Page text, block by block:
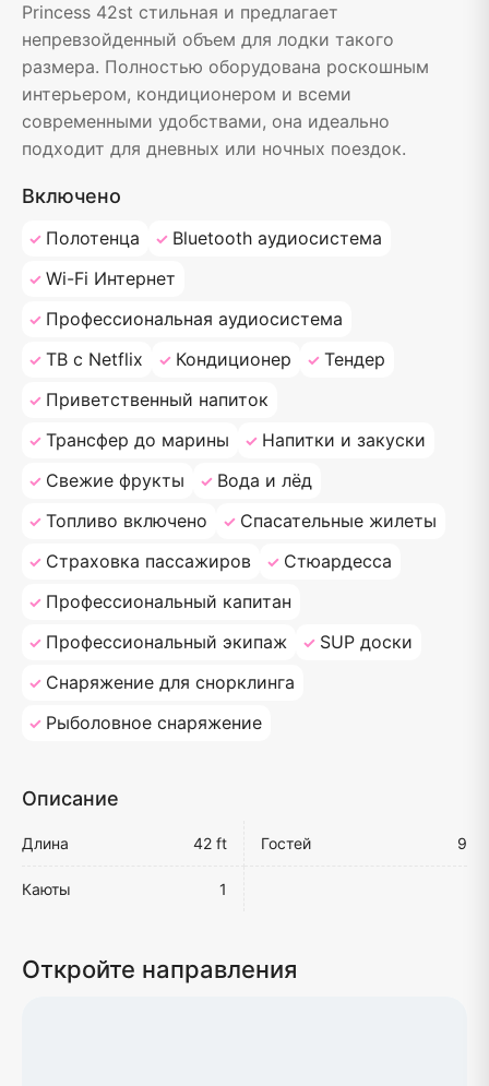
Princess 42st стильная и предлагает
непревзойденный объем для лодки такого
размера. Полностью оборудована роскошным
интерьером, кондиционером и всеми
современными удобствами, она идеально
подходит для дневных или ночных поездок.
Включено
Полотенца
Bluetooth аудиосистема
Wi-Fi Интернет
Профессиональная аудиосистема
ТВ с Netflix
Кондиционер
Тендер
Приветственный напиток
Трансфер до марины
Напитки и закуски
Свежие фрукты
Вода и лёд
Топливо включено
Спасательные жилеты
Страховка пассажиров
Стюардесса
Профессиональный капитан
Профессиональный экипаж
SUP доски
Снаряжение для снорклинга
Рыболовное снаряжение
Описание
Длина 42 ft Гостей 9
Каюты 1
Откройте направления